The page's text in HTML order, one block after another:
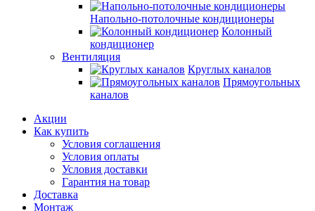
Напольно-потолочные кондиционеры
Колонный
кондиционер
Вентиляция
Круглых каналов
Прямоугольных
каналов
Акции
Как купить
Условия соглашения
Условия оплаты
Условия доставки
Гарантия на товар
Доставка
Монтаж